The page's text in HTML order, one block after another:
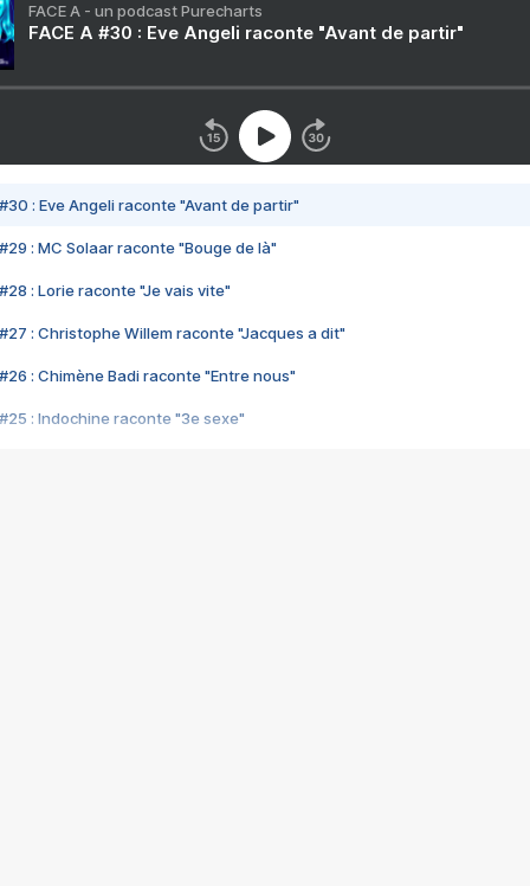
FACE A - un podcast Purecharts
FACE A #30 : Eve Angeli raconte "Avant de partir"
#30 : Eve Angeli raconte "Avant de partir"
#29 : MC Solaar raconte "Bouge de là"
#28 : Lorie raconte "Je vais vite"
#27 : Christophe Willem raconte "Jacques a dit"
#26 : Chimène Badi raconte "Entre nous"
#25 : Indochine raconte "3e sexe"